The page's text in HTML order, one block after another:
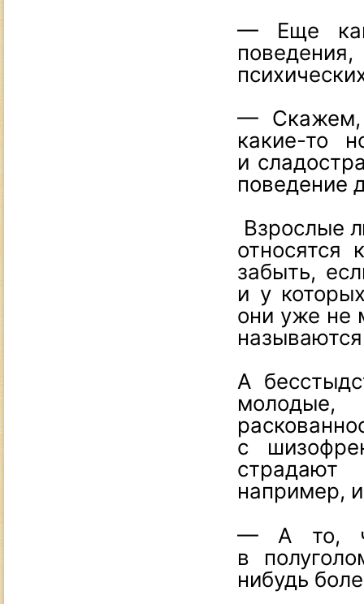
— Еще
— Скажем,
какие-то
и
поведение
Взрослые
относятся
забыть,
и у
они уже не
А
молодые,
с
например,
— А то,
в
нибудь